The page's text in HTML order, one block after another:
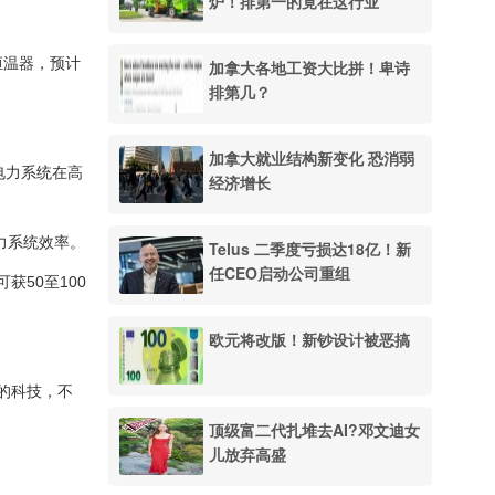
器，预计
系统在高
统效率。
获50至100
科技，不
加拿大各地工资大比拼！卑诗
排第几？
加拿大就业结构新变化 恐消弱
经济增长
Telus 二季度亏损达18亿！新
任CEO启动公司重组
欧元将改版！新钞设计被恶搞
顶级富二代扎堆去AI?邓文迪女
儿放弃高盛